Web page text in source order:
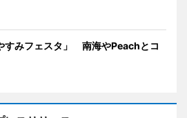
すみフェスタ」 南海やPeachとコ